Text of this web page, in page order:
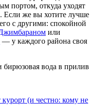
портом, откуда уходят
Если же вы хотите лучше
с другими: спокойной
или
— у каждого района своя
(и честно: кому не